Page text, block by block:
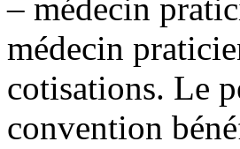
– médecin
médecin
cotisations. Le
convention